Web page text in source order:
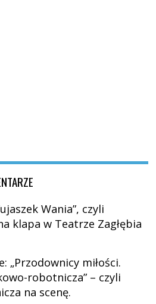
Wania”, czyli
klapa w Teatrze Zagłębia
„Przodownicy miłości.
robotnicza” – czyli
na scenę.